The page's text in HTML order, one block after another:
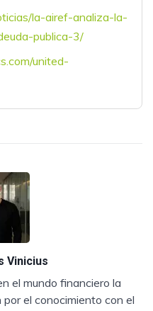
la-airef-analiza-la-
publica-3/
united-
Vinicius
el mundo financiero la
el conocimiento con el